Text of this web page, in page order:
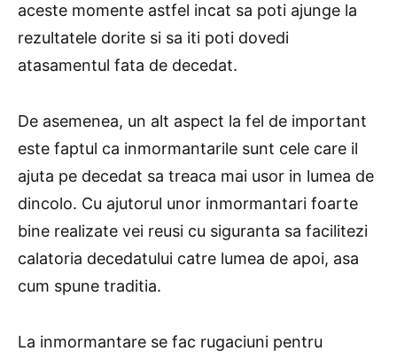
aceste momente astfel incat sa poti ajunge la
rezultatele dorite si sa iti poti dovedi
atasamentul fata de decedat.
De asemenea, un alt aspect la fel de important
este faptul ca inmormantarile sunt cele care il
ajuta pe decedat sa treaca mai usor in lumea de
dincolo. Cu ajutorul unor inmormantari foarte
bine realizate vei reusi cu siguranta sa facilitezi
calatoria decedatului catre lumea de apoi, asa
cum spune traditia.
La inmormantare se fac rugaciuni pentru